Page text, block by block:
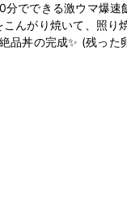
でできる激ウマ爆速
んがり焼いて、照り
品丼の完成✨ (残った